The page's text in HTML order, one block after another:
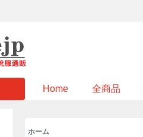
Home 全商品
ホーム